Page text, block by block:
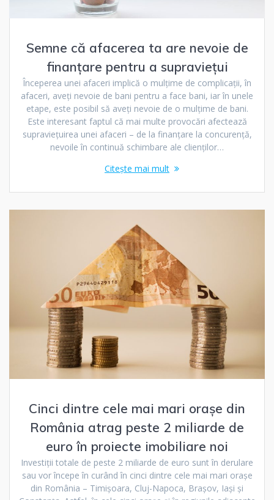
Semne că afacerea ta are nevoie de
finanțare pentru a supraviețui
Începerea unei afaceri implică o mulțime de complicații, în
afaceri, aveți nevoie de bani pentru a face bani, iar în unele
etape, este posibil să aveți nevoie de o mulțime de bani.
Este interesant faptul că mai multe provocări afectează
supraviețuirea unei afaceri – de la finanțare la concurență,
nevoile în continuă schimbare ale clienților…
Citește mai mult
Cinci dintre cele mai mari orașe din
România atrag peste 2 miliarde de
euro în proiecte imobiliare noi
Investiții totale de peste 2 miliarde de euro sunt în derulare
sau vor începe în curând în cinci dintre cele mai mari orașe
din România – Timișoara, Cluj-Napoca, Brașov, Iași și